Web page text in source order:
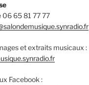
06 65 81 77 77
et extraits musicaux :
Facebook :